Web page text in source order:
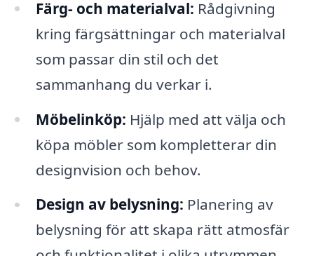
Färg- och materialval: Rådgivning
kring färgsättningar och materialval
som passar din stil och det
sammanhang du verkar i.
Möbelinköp: Hjälp med att välja och
köpa möbler som kompletterar din
designvision och behov.
Design av belysning: Planering av
belysning för att skapa rätt atmosfär